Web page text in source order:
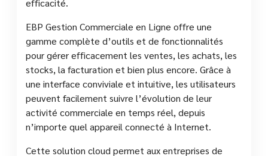
EBP Gestion Commerciale en Ligne offre une
gamme complète d’outils et de fonctionnalités
pour gérer efficacement les ventes, les achats, les
stocks, la facturation et bien plus encore. Grâce à
une interface conviviale et intuitive, les utilisateurs
peuvent facilement suivre l’évolution de leur
activité commerciale en temps réel, depuis
n’importe quel appareil connecté à Internet.
Cette solution cloud permet aux entreprises de